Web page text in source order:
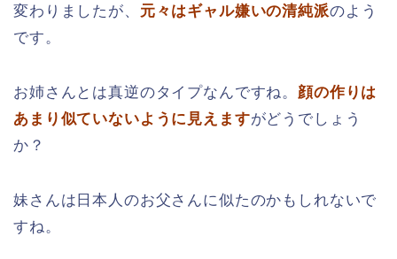
変わりましたが、 元々はギャル嫌いの清純派のよう
です。
お姉さんとは真逆のタイプなんですね。 顔の作りは
あまり似ていないように見えますがどうでしょう
か？
妹さんは日本人のお父さんに似たのかもしれないで
すね。